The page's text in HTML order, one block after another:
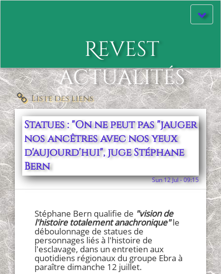
le
Revest
actualités
Liste des liens
Statues : "On ne peut pas "jauger
nos ancêtres avec nos yeux
d'aujourd'hui", juge Stéphane
Bern
Sun 12 Jul - 09:15
Stéphane Bern qualifie de "vision de
l'histoire totalement anachronique"le
déboulonnage de statues de
personnages liés à l'histoire de
l'esclavage, dans un entretien aux
quotidiens régionaux du groupe Ebra à
paraître dimanche 12 juillet.